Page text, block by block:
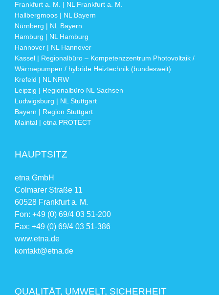
Frankfurt a. M. | NL Frankfurt a. M.
Hallbergmoos | NL Bayern
Nürnberg | NL Bayern
Hamburg | NL Hamburg
Hannover | NL Hannover
Kassel | Regionalbüro – Kompetenzzentrum Photovoltaik /
Wärmepumpen / hybride Heiztechnik (bundesweit)
Krefeld | NL NRW
Leipzig | Regionalbüro NL Sachsen
Ludwigsburg | NL Stuttgart
Bayern | Region Stuttgart
Maintal | etna PROTECT
HAUPTSITZ
etna GmbH
Colmarer Straße 11
60528 Frankfurt a. M.
Fon: +49 (0) 69/4 03 51-200
Fax: +49 (0) 69/4 03 51-386
www.etna.de
kontakt@etna.de
QUALITÄT, UMWELT, SICHERHEIT